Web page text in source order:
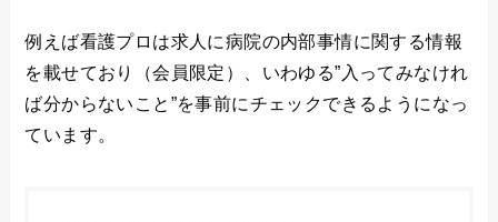
例えば看護プロは求人に病院の内部事情に関する情報
を載せており（会員限定）、いわゆる”入ってみなけれ
ば分からないこと”を事前にチェックできるようになっ
ています。